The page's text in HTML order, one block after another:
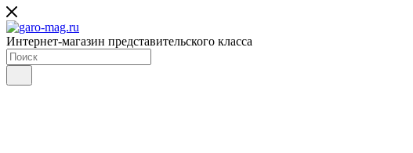
Интернет-магазин представительского класса